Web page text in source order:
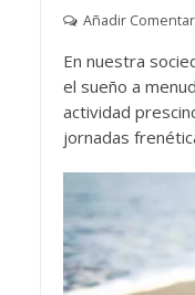
Añadir
En nuestra
el sueño a
actividad
jornadas